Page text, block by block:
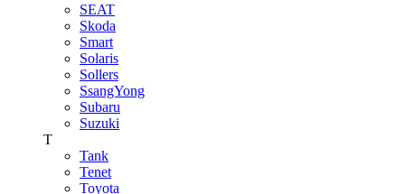
SEAT
Skoda
Smart
Solaris
Sollers
SsangYong
Subaru
Suzuki
T
Tank
Tenet
Toyota